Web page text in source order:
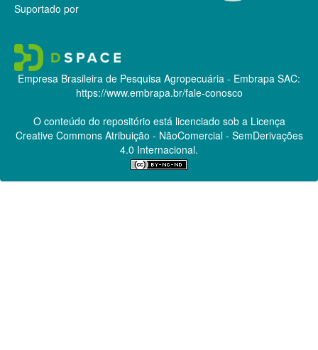
Suportado por
Empresa Brasileira de Pesquisa Agropecuária - Embrapa SAC:
https://www.embrapa.br/fale-conosco
O conteúdo do repositório está licenciado sob a Licença
Creative CommonsAtribuição - NãoComercial - SemDerivações
4.0 Internacional.